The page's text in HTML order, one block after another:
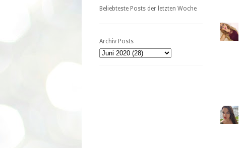
Beliebteste Posts der letzten Woche
Archiv Posts